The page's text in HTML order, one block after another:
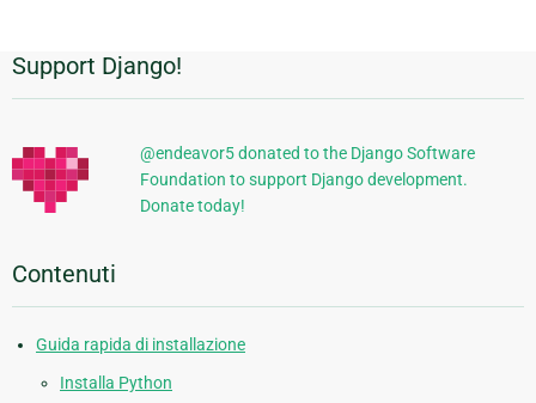
Informazioni
aggiuntive
Support Django!
@endeavor5 donated to the Django Software
Foundation to support Django development.
Donate today!
Contenuti
Guida rapida di installazione
Installa Python